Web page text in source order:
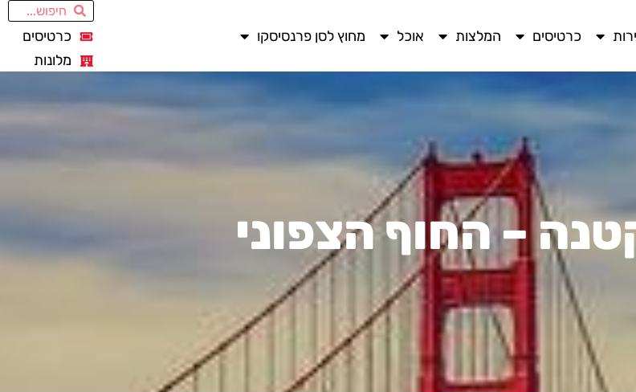
כרטיסים המלצות אוכל מחוץ לסן פרנסיסקו
כרטיסים
מלונות
– החוף הצפוני